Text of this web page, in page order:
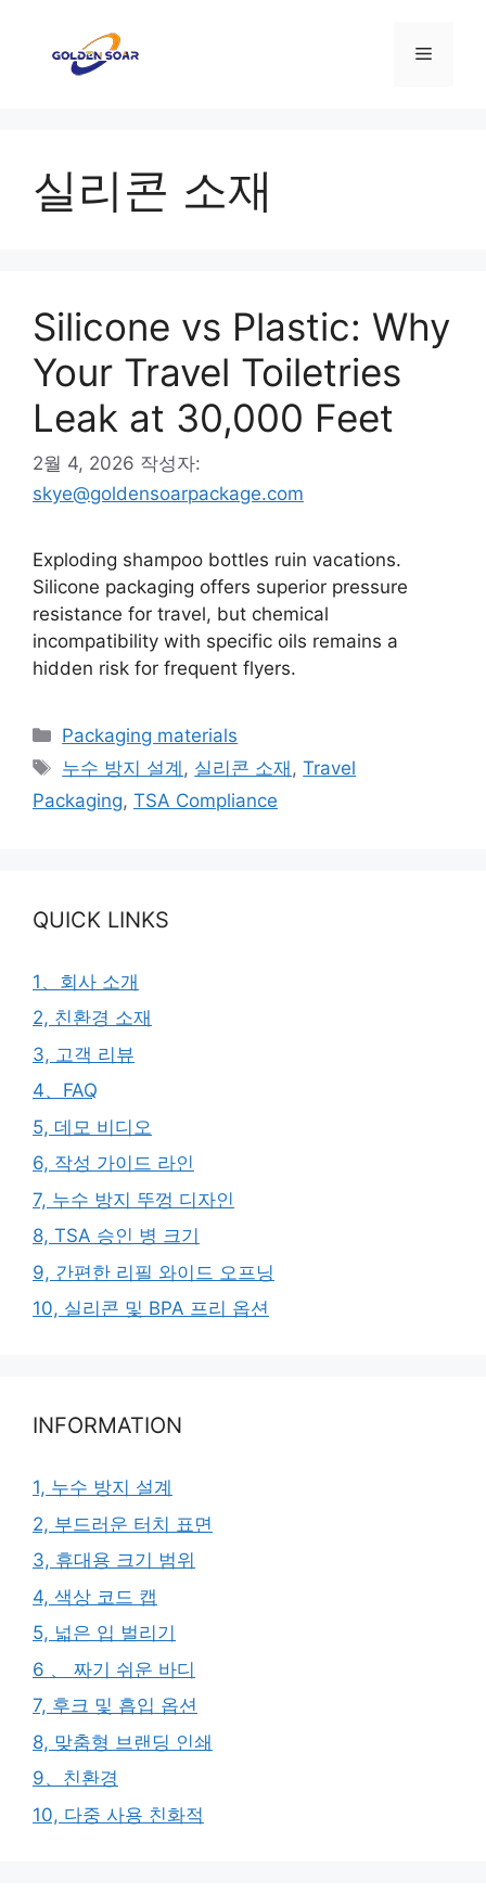
메
실리콘 소재
Silicone vs Plastic: Why
Your Travel Toiletries
Leak at 30,000 Feet
2월 4, 2026 작성자:
skye@goldensoarpackage.com
Exploding shampoo bottles ruin vacations.
Silicone packaging offers superior pressure
resistance for travel, but chemical
incompatibility with specific oils remains a
hidden risk for frequent flyers.
카
테
고
리
Packaging materials
태
그
누수 방지 설계 , 실리콘 소재 ,Travel
Packaging, TSA Compliance
QUICK LINKS
1、회사 소개
2, 친환경 소재
3, 고객 리뷰
4、FAQ
5, 데모 비디오
6, 작성 가이드 라인
7, 누수 방지 뚜껑 디자인
8, TSA 승인 병 크기
9, 간편한 리필 와이드 오프닝
10, 실리콘 및 BPA 프리 옵션
INFORMATION
1, 누수 방지 설계
2, 부드러운 터치 표면
3, 휴대용 크기 범위
4, 색상 코드 캡
5, 넓은 입 벌리기
6 、 짜기 쉬운 바디
7, 후크 및 흡입 옵션
8, 맞춤형 브랜딩 인쇄
9、친환경
10, 다중 사용 친화적